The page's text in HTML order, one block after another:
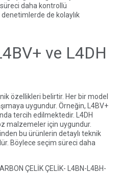
daha kontrollü
de kolaylık
ve L4DH
özellikleri belirtir. Her bir model
uygundur. Örneğin, L4BV+
tercih edilmektedir. L4DH
malzemeler için uygundur.
bu ürünlerin detaylı teknik
Böylece seçim süreci daha
ÇELİK ÇELİK- L4BN-L4BH-